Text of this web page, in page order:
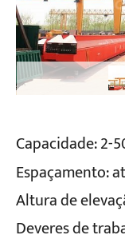
Capacidade: 2-
Espaçamento:
Altura de
Deveres de